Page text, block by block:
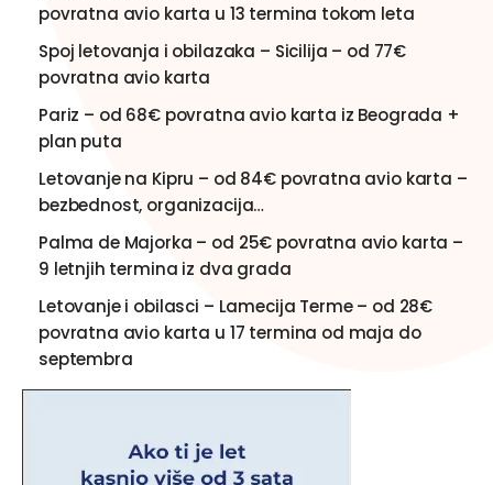
povratna avio karta u 13 termina tokom leta
Spoj letovanja i obilazaka – Sicilija – od 77€
povratna avio karta
Pariz – od 68€ povratna avio karta iz Beograda +
plan puta
Letovanje na Kipru – od 84€ povratna avio karta –
bezbednost, organizacija…
Palma de Majorka – od 25€ povratna avio karta –
9 letnjih termina iz dva grada
Letovanje i obilasci – Lamecija Terme – od 28€
povratna avio karta u 17 termina od maja do
septembra